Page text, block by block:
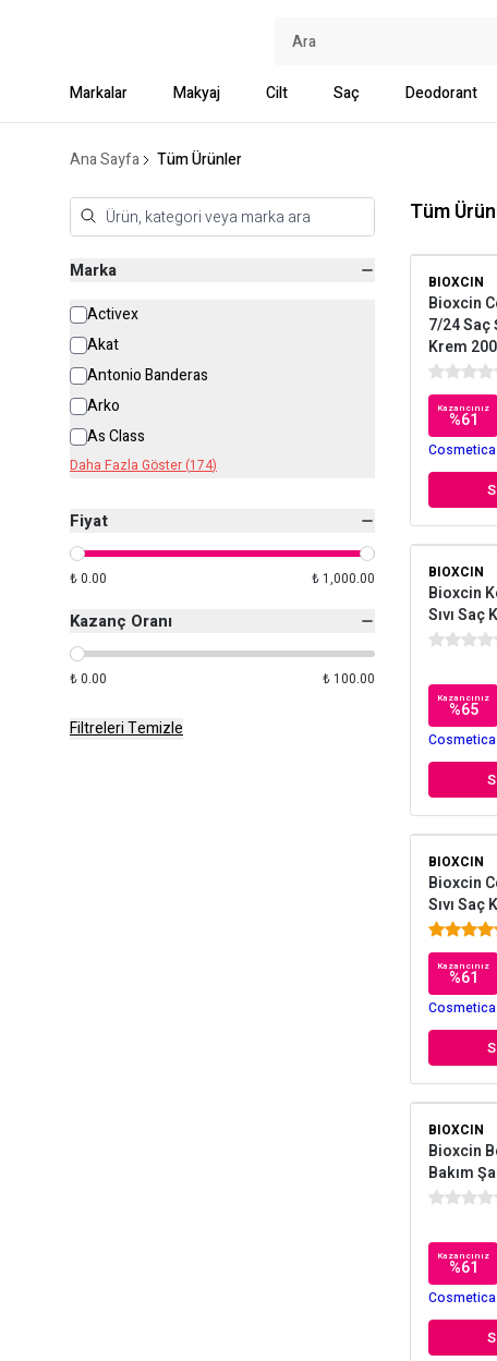
Markalar Makyaj Cilt Saç Deodorant
Ana Sayfa Tüm Ürünler
Marka
Activex
Akat
Antonio Banderas
Arko
As Class
Daha Fazla Göster (174)
Fiyat
₺ 0.00 ₺ 1,000.00
Kazanç Oranı
₺ 0.00 ₺ 100.00
Filtreleri Temizle
Tüm
BIOXCIN
Bioxcin
7/24
Krem
Kazancınız
%61
BIOXCIN
Bioxcin
Sıvı Saç
Kazancınız
%65
BIOXCIN
Bioxcin
Sıvı Saç
Kazancınız
%61
BIOXCIN
Bioxcin
Bakım
Kazancınız
%61